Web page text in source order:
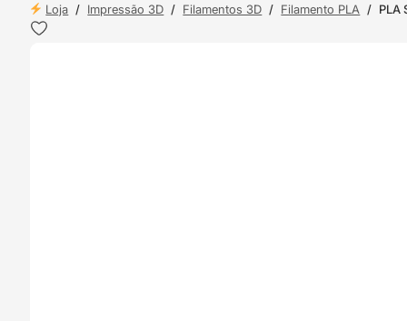
Loja / Impressão 3D / Filamentos 3D / Filamento PLA / PLA